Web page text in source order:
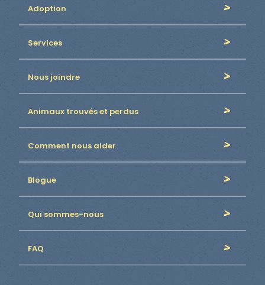
Adoption
Services
Nous joindre
Animaux trouvés et perdus
Comment nous aider
Blogue
Qui sommes-nous
FAQ